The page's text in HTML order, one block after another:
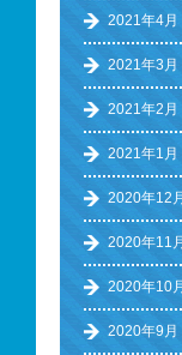
2021年4月
2021年3月
2021年2月
2021年1月
2020年12月
2020年11月
2020年10月
2020年9月